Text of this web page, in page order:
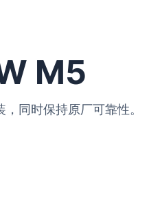
M5
同时保持原厂可靠性。